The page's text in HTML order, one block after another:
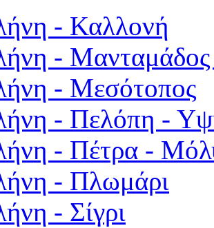
- Καλλονή
- Μανταμάδος
- Μεσότοπος
- Πελόπη -
- Πέτρα -
- Πλωμάρι
- Σίγρι